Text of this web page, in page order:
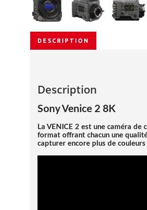
DESCRIPTION
Description
Sony Venice 2 8K
La VENICE 2 est une caméra
format offrant chacun une
capturer encore plus de